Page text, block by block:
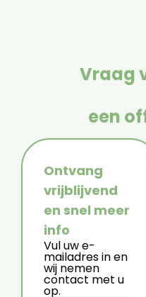
Vraag
een
Ontvang
vrijblijvend
en snel meer
info
Vul uw e-
mailadres in en
wij nemen
contact met u
op.